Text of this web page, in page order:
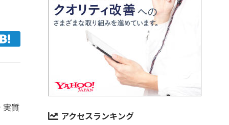
実質
アクセスランキング